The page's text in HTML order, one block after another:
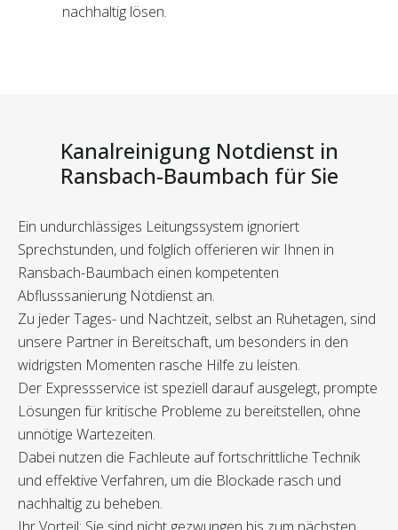
nachhaltig lösen.
Kanalreinigung Notdienst in
Ransbach-Baumbach für Sie
Ein undurchlässiges Leitungssystem ignoriert
Sprechstunden, und folglich offerieren wir Ihnen in
Ransbach-Baumbach einen kompetenten
Abflusssanierung Notdienst an.
Zu jeder Tages- und Nachtzeit, selbst an Ruhetagen, sind
unsere Partner in Bereitschaft, um besonders in den
widrigsten Momenten rasche Hilfe zu leisten.
Der Expressservice ist speziell darauf ausgelegt, prompte
Lösungen für kritische Probleme zu bereitstellen, ohne
unnötige Wartezeiten.
Dabei nutzen die Fachleute auf fortschrittliche Technik
und effektive Verfahren, um die Blockade rasch und
nachhaltig zu beheben.